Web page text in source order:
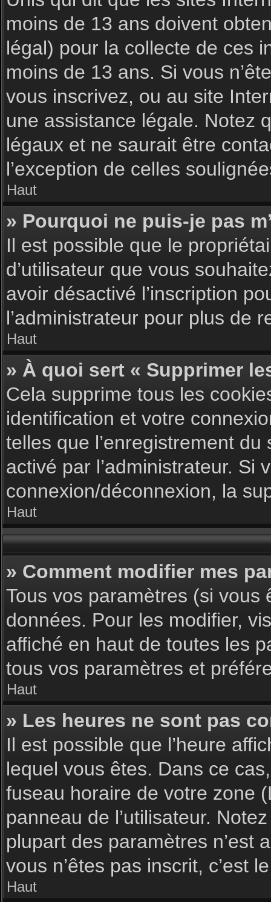
moins de 13 ans doivent
légal) pour la collecte de ces
moins de 13 ans. Si vous
vous inscrivez, ou au site
une assistance légale. Notez
légaux et ne saurait être
l’exception de celles
Haut
» Pourquoi ne puis-je pas
Il est possible que le
d’utilisateur que vous
avoir désactivé l’inscription
l’administrateur pour plus de
Haut
» À quoi sert « Supprimer
Cela supprime tous les
identification et votre
telles que l’enregistrement
activé par l’administrateur. Si
connexion/déconnexion, la
Haut
» Comment modifier mes
Tous vos paramètres (si
données. Pour les modifier,
affiché en haut de toutes les
tous vos paramètres et
Haut
» Les heures ne sont pas
Il est possible que l’heure
lequel vous êtes. Dans ce
fuseau horaire de votre zone
panneau de l’utilisateur.
plupart des paramètres n’est
vous n’êtes pas inscrit, c’est
Haut